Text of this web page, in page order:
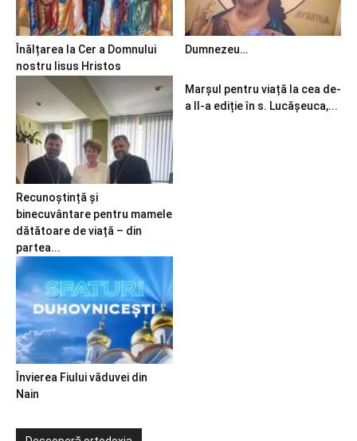
Înălțarea la Cer a Domnului
nostru Iisus Hristos
Dumnezeu…
Recunoștință și
binecuvântare pentru mamele
dătătoare de viață – din
partea...
Marșul pentru viață la cea de-
a II-a ediție în s. Lucășeuca,...
Învierea Fiului văduvei din
Nain